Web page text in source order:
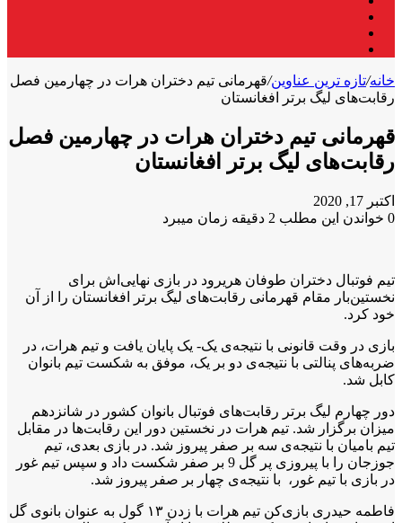
خانه/تازه ترین عناوین/قهرمانی تیم دختران هرات در چهارمین فصل
رقابت‌های لیگ برتر افغانستان
قهرمانی تیم دختران هرات در چهارمین فصل
رقابت‌های لیگ برتر افغانستان
اکتبر 17, 2020
0 خواندن این مطلب 2 دقیقه زمان میبرد
تیم فوتبال دختران طوفان هریرود در بازی نهایی‌اش برای
نخستین‌بار مقام قهرمانی رقابت‌های لیگ برتر افغانستان را از آن
خود کرد.
بازی در وقت‌ قانونی با نتیجه‌ی یک- یک پایان یافت و تیم هرات، در
ضربه‌های پنالتی با نتیجه‌ی دو بر یک، موفق به شکست تیم بانوان
کابل شد.
دور چهارم لیگ برتر رقابت‌های فوتبال بانوان کشور در شانزدهم
میزان برگزار شد. تیم هرات در نخستین دور این رقابت‌ها در مقابل
تیم بامیان با نتیجه‌ی سه بر صفر پیروز شد. در بازی بعدی، تیم
جوزجان را با پیروزی پر گل 9 بر صفر شکست داد و سپس تیم غور
در بازی با تیم غور، با نتیجه‌ی چهار بر صفر پیروز شد.
فاطمه حیدری بازی‌کن تیم هرات با زدن ۱۳ گول به عنوان بانوی گل